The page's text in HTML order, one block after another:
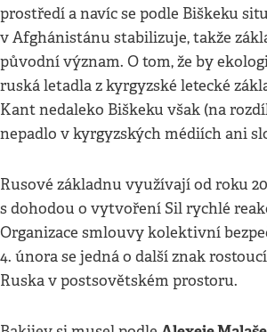
prostředí a navíc se podle Biškeku
v Afghánistánu stabilizuje, takže
původní význam. O tom, že by
ruská letadla z kyrgyzské letecké
Kant nedaleko Biškeku však (na
nepadlo v kyrgyzských médiích ani
Rusové základnu využívají od roku
s dohodou o vytvoření Sil rychlé
Organizace smlouvy kolektivní
4. února se jedná o další znak
Ruska v postsovětském prostoru.